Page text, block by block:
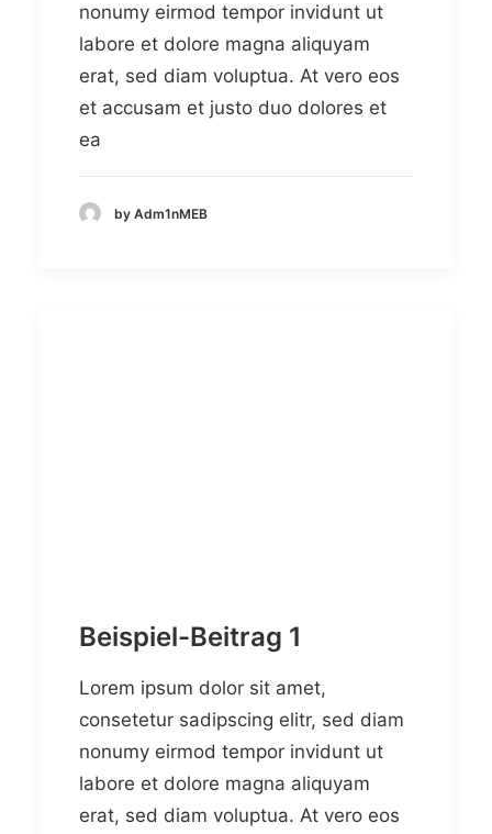
nonumy eirmod tempor invidunt ut
labore et dolore magna aliquyam
erat, sed diam voluptua. At vero eos
et accusam et justo duo dolores et
ea
by Adm1nMEB
Beispiel-Beitrag 1
Lorem ipsum dolor sit amet,
consetetur sadipscing elitr, sed diam
nonumy eirmod tempor invidunt ut
labore et dolore magna aliquyam
erat, sed diam voluptua. At vero eos